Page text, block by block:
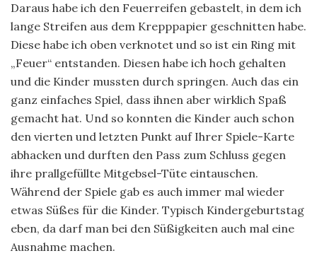
Daraus habe ich den Feuerreifen gebastelt, in dem ich
lange Streifen aus dem Krepppapier geschnitten habe.
Diese habe ich oben verknotet und so ist ein Ring mit
„Feuer“ entstanden. Diesen habe ich hoch gehalten
und die Kinder mussten durch springen. Auch das ein
ganz einfaches Spiel, dass ihnen aber wirklich Spaß
gemacht hat. Und so konnten die Kinder auch schon
den vierten und letzten Punkt auf Ihrer Spiele-Karte
abhacken und durften den Pass zum Schluss gegen
ihre prallgefüllte Mitgebsel-Tüte eintauschen.
Während der Spiele gab es auch immer mal wieder
etwas Süßes für die Kinder. Typisch Kindergeburtstag
eben, da darf man bei den Süßigkeiten auch mal eine
Ausnahme machen.